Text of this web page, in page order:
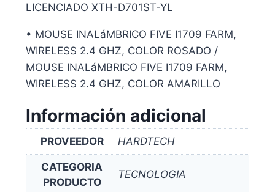
LICENCIADO XTH-D701ST-YL
• MOUSE INALáMBRICO FIVE I1709 FARM,
WIRELESS 2.4 GHZ, COLOR ROSADO /
MOUSE INALáMBRICO FIVE I1709 FARM,
WIRELESS 2.4 GHZ, COLOR AMARILLO
Información adicional
PROVEEDOR HARDTECH
CATEGORIA
PRODUCTO
TECNOLOGIA